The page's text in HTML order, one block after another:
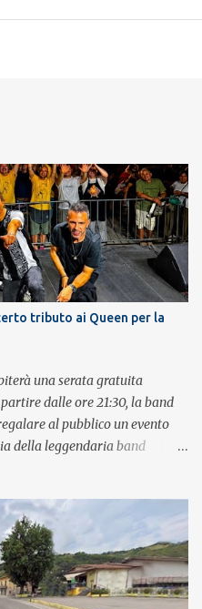
tributo ai Queen per la
una serata gratuita
dalle ore 21:30, la band
al pubblico un evento
della leggendaria band
del celebre gruppo. Lo
festeggiamenti in onore di
città. La formazione sul palco è
e voce, Fabrizio
alla chitarra e voce, e